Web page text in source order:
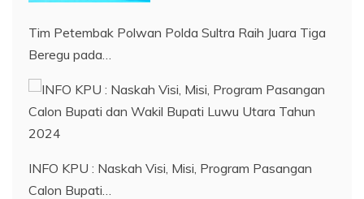
Tim Petembak Polwan Polda Sultra Raih Juara Tiga
Beregu pada…
INFO KPU : Naskah Visi, Misi, Program Pasangan
Calon Bupati…